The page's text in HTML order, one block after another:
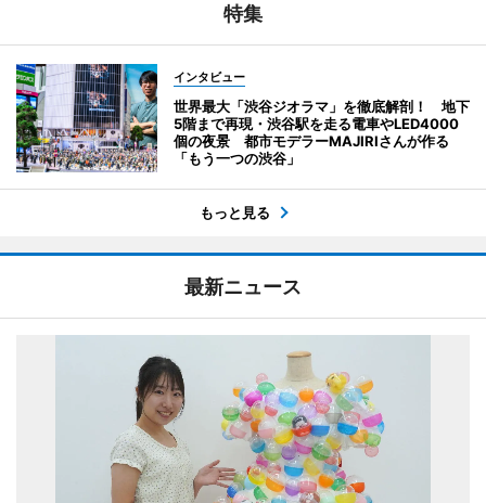
特集
インタビュー
世界最大「渋谷ジオラマ」を徹底解剖！ 地下
5階まで再現・渋谷駅を走る電車やLED4000
個の夜景 都市モデラーMAJIRIさんが作る
「もう一つの渋谷」
もっと見る
最新ニュース